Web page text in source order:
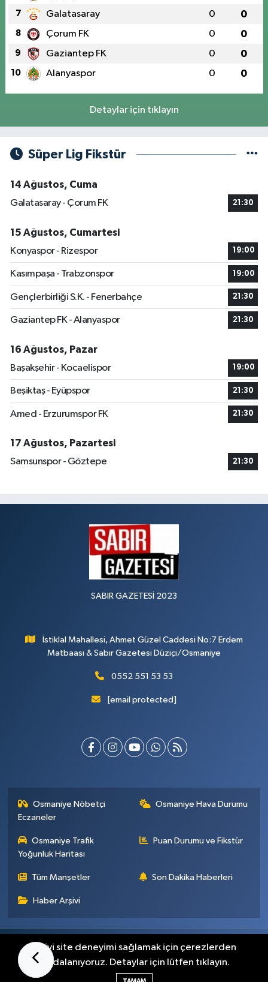
7 Galatasaray 0 0
8 Çorum FK 0 0
9 Gaziantep FK 0 0
10 Alanyaspor 0 0
Detaylar için tıklayın
Süper Lig Fikstür
14 Ağustos, Cuma
Galatasaray - Çorum FK
21:30
15 Ağustos, Cumartesi
Konyaspor - Rizespor
19:00
Kasımpaşa - Trabzonspor 19:00
Gençlerbirliği S.K. - Fenerbahçe 21:30
Gaziantep FK - Alanyaspor 21:30
16 Ağustos, Pazar
Başakşehir - Kocaelispor
19:00
Beşiktaş - Eyüpspor 21:30
Amed - Erzurumspor FK 21:30
17 Ağustos, Pazartesi
Samsunspor - Göztepe
21:30
SABIR GAZETESİ 2023
İstiklal Mahallesi, Ahmet Güzel Caddesi No:7 Erdem
Matbaası & Sabır Gazetesi Düziçi/Osmaniye
0552 551 53 53
[email protected]
Osmaniye Nöbetçi
Eczaneler
Osmaniye Hava Durumu
Osmaniye Trafik
Yoğunluk Haritası
Puan Durumu ve Fikstür
Tüm Manşetler Son Dakika Haberleri
Haber Arşivi
Künye İletişim Gizlilik Sözleşmesi
Haber Yazılımı:
En iyi site deneyimi sağlamak için çerezlerden
faydalanıyoruz. Detaylar için lütfen tıklayın.